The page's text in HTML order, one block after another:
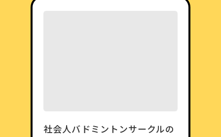
社会人バドミントンサークルの